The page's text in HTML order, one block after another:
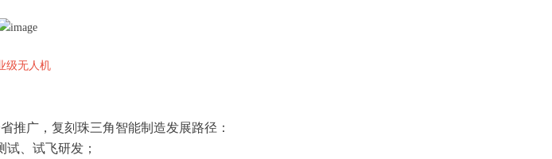
级无人机
广，复刻珠三角智能制造发展路径：
、试飞研发；